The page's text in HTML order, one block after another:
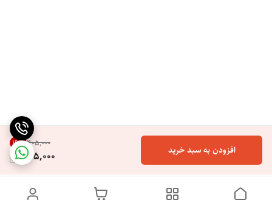
۴۰۵٬۰۰۰ 19%
325,000 افزودن به سبد خرید